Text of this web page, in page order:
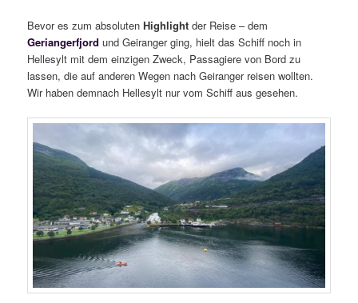
Bevor es zum absolutenHighlightder Reise – dem
Geriangerfjordund Geiranger ging, hielt das Schiff noch in
Hellesylt mit dem einzigen Zweck, Passagiere von Bord zu
lassen, die auf anderen Wegen nach Geiranger reisen wollten.
Wir haben demnach Hellesylt nur vom Schiff aus gesehen.